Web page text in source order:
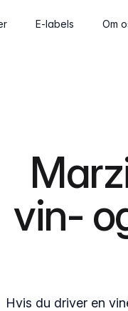
tastings and
and performance at
E-labels Om
vin-
Hvis du driver en